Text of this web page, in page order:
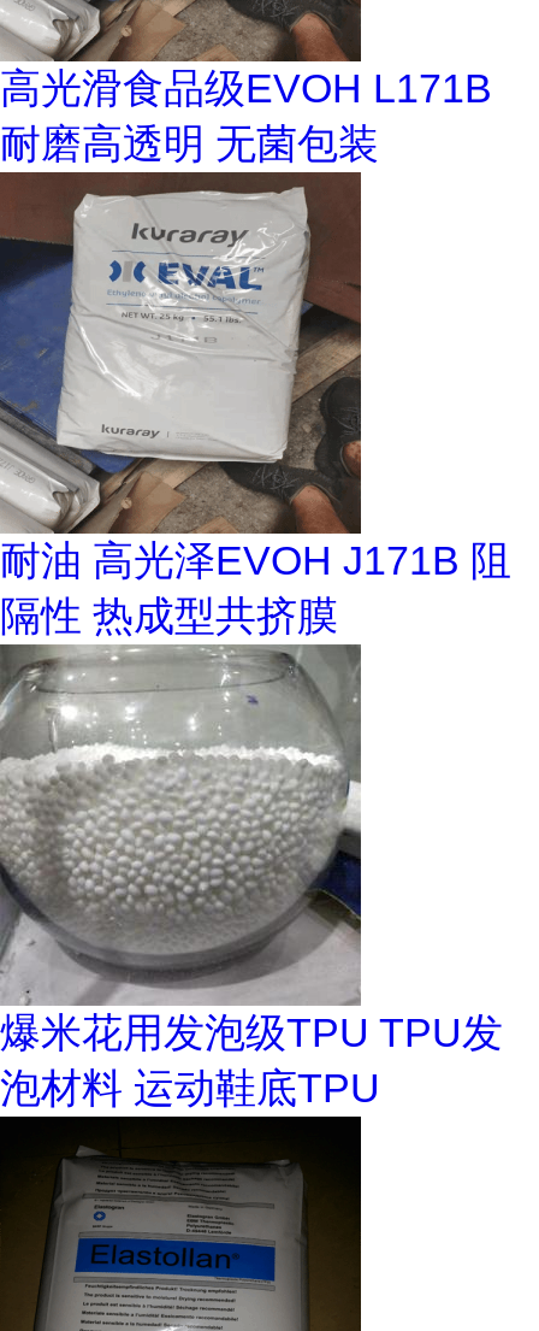
高光滑食品级EVOH L171B
耐磨高透明 无菌包装
耐油 高光泽EVOH J171B 阻
隔性 热成型共挤膜
爆米花用发泡级TPU TPU发
泡材料 运动鞋底TPU